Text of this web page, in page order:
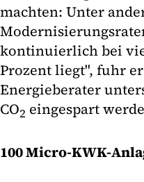
machten: Unter
kontinuierlich bei
Prozent liegt", fuhr
Energieberater
CO2 eingespart
100 Micro-KWK-